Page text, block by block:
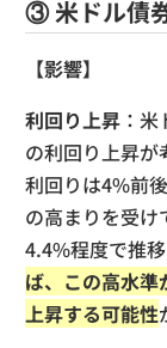
③ 米ドル債
【影響】
利回り上昇 ：
の利回り上昇
利回りは4%前
の高まりを受
4.4%程度で推移
ば、この高水
上昇する可能性